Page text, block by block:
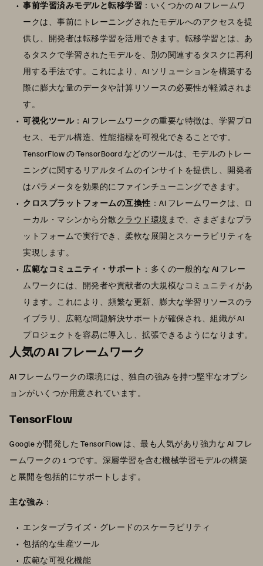
事前学習済みモデルと転移学習 ：いくつかの AI フレームワ
ークは、事前にトレーニングされたモデルへのアクセスを提
供し、開発者は転移学習を活用できます。転移学習とは、あ
るタスクで学習されたモデルを、別の関連するタスクに再利
用する手法です。これにより、AI ソリューションを構築する
際に膨大な量のデータや計算リソースの必要性が軽減されま
す。
可視化ツール：AI フレームワークの重要な特徴は、学習プロ
セス、モデル構造、性能指標を可視化できることです。
TensorFlow の TensorBoard などのツールは、モデルのトレー
ニングに関するリアルタイムのインサイトを提供し、開発者
はパラメータを効果的にファインチューニングできます。
クロスプラットフォームの互換性 ：AI フレームワークは、ロ
ーカル・マシンから分散クラウド環境まで、さまざまなプラ
ットフォームで実行でき、柔軟な展開とスケーラビリティを
実現します。
広範なコミュニティ・サポート ：多くの一般的な AI フレー
ムワークには、開発者や貢献者の大規模なコミュニティがあ
ります。これにより、頻繁な更新、膨大な学習リソースのラ
イブラリ、広範な問題解決サポートが確保され、組織が AI
プロジェクトを容易に導入し、拡張できるようになります。
人気の AI フレームワーク
AI フレームワークの環境には、独自の強みを持つ堅牢なオプシ
ョンがいくつか用意されています。
TensorFlow
Google が開発した TensorFlow は、最も人気があり強力な AI フレ
ームワークの 1 つです。深層学習を含む機械学習モデルの構築
と展開を包括的にサポートします。
主な強み ：
エンタープライズ・グレードのスケーラビリティ
包括的な生産ツール
広範な可視化機能